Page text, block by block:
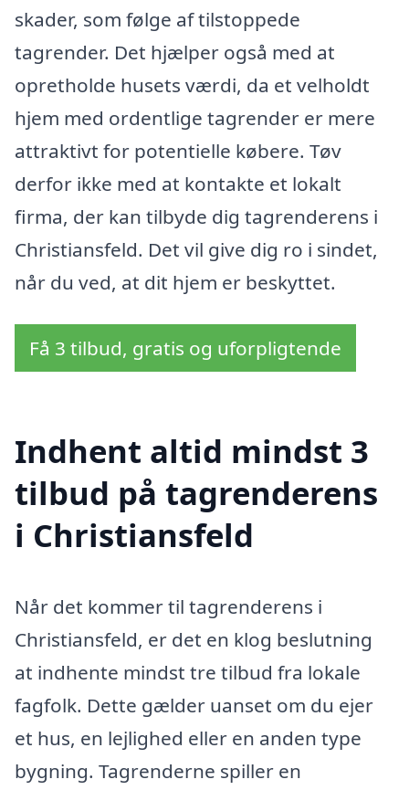
skader, som følge af tilstoppede
tagrender. Det hjælper også med at
opretholde husets værdi, da et velholdt
hjem med ordentlige tagrender er mere
attraktivt for potentielle købere. Tøv
derfor ikke med at kontakte et lokalt
firma, der kan tilbyde dig tagrenderens i
Christiansfeld. Det vil give dig ro i sindet,
når du ved, at dit hjem er beskyttet.
Få 3 tilbud, gratis og uforpligtende
Indhent altid mindst 3
tilbud på tagrenderens
i Christiansfeld
Når det kommer til tagrenderens i
Christiansfeld, er det en klog beslutning
at indhente mindst tre tilbud fra lokale
fagfolk. Dette gælder uanset om du ejer
et hus, en lejlighed eller en anden type
bygning. Tagrenderne spiller en